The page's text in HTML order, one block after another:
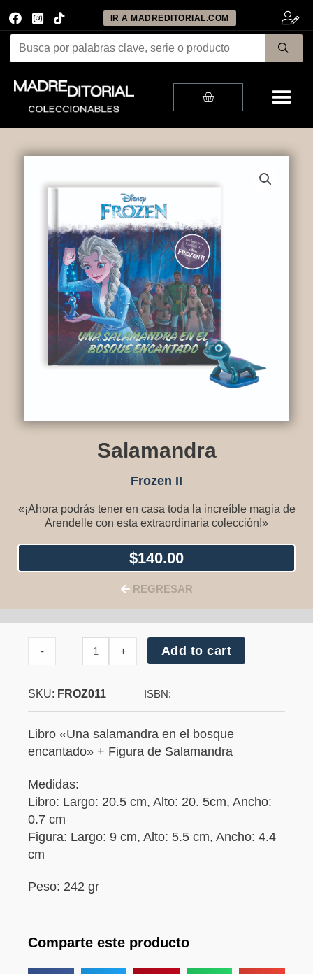
IR A MADREDITORIAL.COM
Cart
Salamandra
Frozen II
«¡Ahora podrás tener en casa toda la increíble magia de
Arendelle con esta extraordinaria colección!»
$140.00
REGRESAR
Salamandra
- + Add to cart
SKU: FROZ011 ISBN:
Libro «Una salamandra en el bosque
encantado» + Figura de Salamandra
Medidas:
Libro: Largo: 20.5 cm, Alto: 20. 5cm, Ancho:
0.7 cm
Figura: Largo: 9 cm, Alto: 5.5 cm, Ancho: 4.4
cm
Peso: 242 gr
Comparte este producto